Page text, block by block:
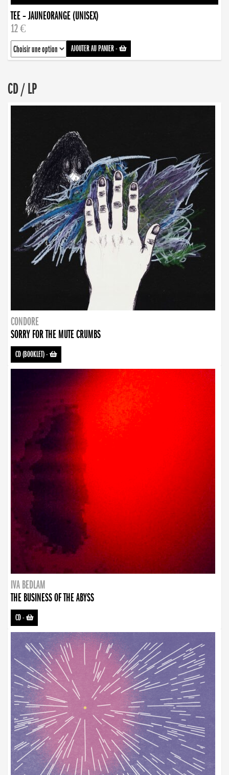
TEE – JAUNEORANGE (UNISEX)
12 €
AJOUTER AU PANIER-
CD / LP
CONDORE
SORRY FOR THE MUTE CRUMBS
CD (BOOKLET)-
IVA BEDLAM
THE BUSINESS OF THE ABYSS
CD-